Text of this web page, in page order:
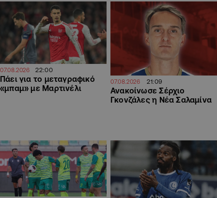
07.08.2026 22:00
Πάει για το μεταγραφικό
«μπαμ» με Μαρτινέλι
07.08.2026 21:09
Ανακοίνωσε Σέρχιο
Γκονζάλες η Νέα Σαλαμίνα